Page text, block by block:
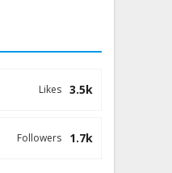
3.5k
Likes
1.7k
Followers